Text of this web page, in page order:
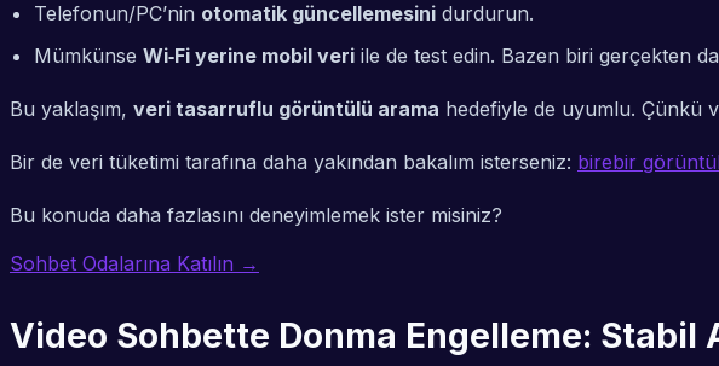
Telefonun/PC’nin otomatik güncellemesini durdurun.
Mümkünse Wi‑Fi yerine mobil veri ile de test edin. Bazen biri gerçekten
Bu yaklaşım, veri tasarruflu görüntülü arama hedefiyle de uyumlu. Çünkü
Bir de veri tüketimi tarafına daha yakından bakalım isterseniz: birebir
Bu konuda daha fazlasını deneyimlemek ister misiniz?
Sohbet Odalarına Katılın →
Video Sohbette Donma Engelleme: Stabil